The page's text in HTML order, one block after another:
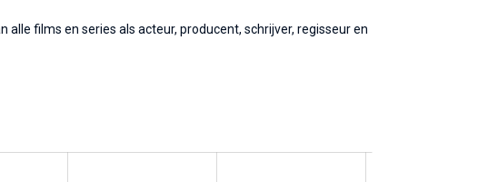
films en series als acteur, producent, schrijver, regisseur en